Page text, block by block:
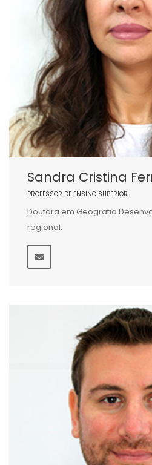
Sandra Cristina
PROFESSOR DE ENSINO SUPERIOR
Doutora em Geografia
regional.